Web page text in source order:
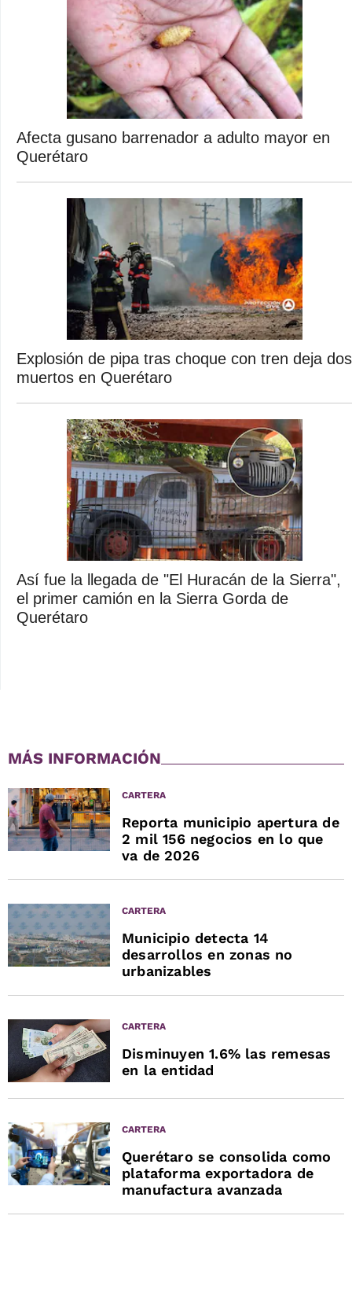
Afecta gusano barrenador a adulto mayor en
Querétaro
Explosión de pipa tras choque con tren deja dos
muertos en Querétaro
Así fue la llegada de "El Huracán de la Sierra",
el primer camión en la Sierra Gorda de
Querétaro
MÁS INFORMACIÓN
CARTERA
Reporta municipio apertura de
2 mil 156 negocios en lo que
va de 2026
CARTERA
Municipio detecta 14
desarrollos en zonas no
urbanizables
CARTERA
Disminuyen 1.6% las remesas
en la entidad
CARTERA
Querétaro se consolida como
plataforma exportadora de
manufactura avanzada